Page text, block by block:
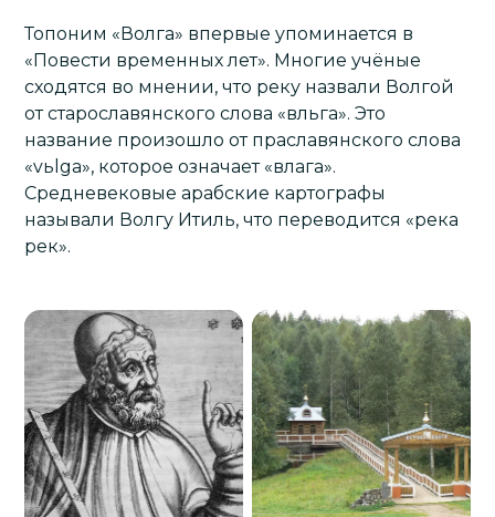
Топоним «Волга» впервые упоминается в
«Повести временных лет». Многие учёные
сходятся во мнении, что реку назвали Волгой
от старославянского слова «вльга». Это
название произошло от праславянского слова
«vьlga», которое означает «влага».
Средневековые арабские картографы
называли Волгу Итиль, что переводится «река
рек».